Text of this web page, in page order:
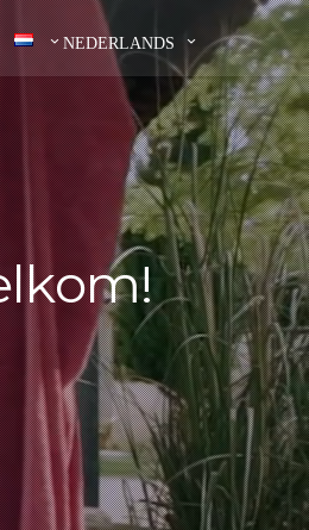
NEDERLANDS